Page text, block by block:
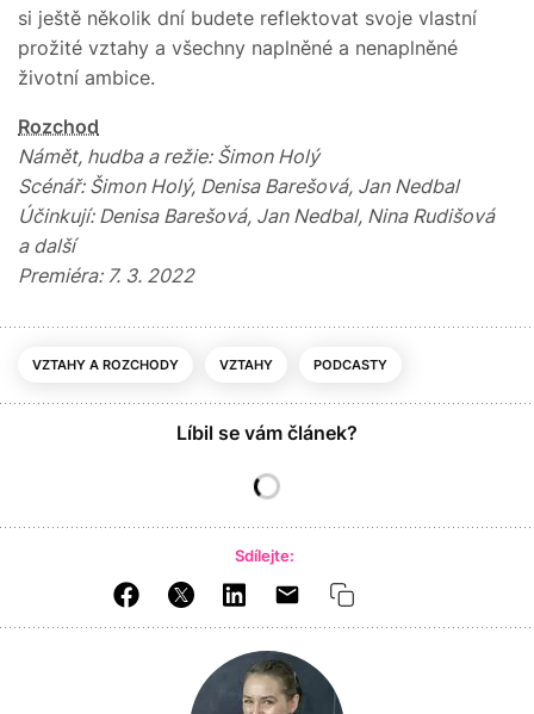
si ještě několik dní budete reflektovat svoje vlastní
prožité vztahy a všechny naplněné a nenaplněné
životní ambice.
Rozchod
Námět, hudba a režie: Šimon Holý
Scénář: Šimon Holý, Denisa Barešová, Jan Nedbal
Účinkují: Denisa Barešová, Jan Nedbal, Nina Rudišová
a další
Premiéra: 7. 3. 2022
VZTAHY A ROZCHODY VZTAHY PODCASTY
Líbil se vám článek?
Sdílejte: